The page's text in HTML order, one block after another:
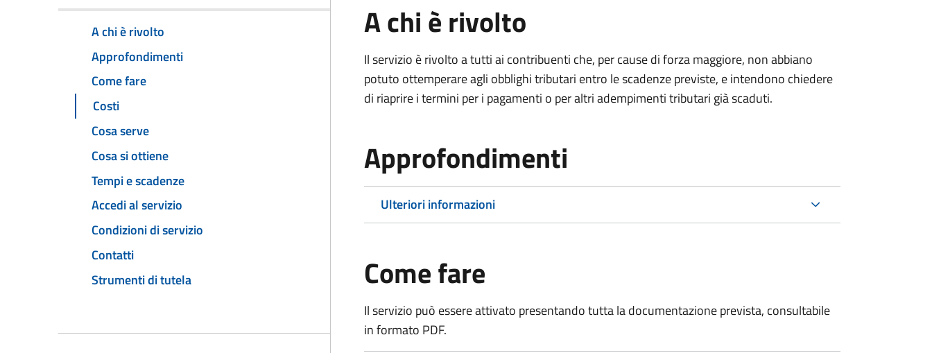
A chi è rivolto
Approfondimenti
Come fare
Costi
Cosa serve
Cosa si ottiene
Tempi e scadenze
Accedi al servizio
Condizioni di servizio
Contatti
Strumenti di tutela
A chi è rivolto
Il servizio è rivolto a tutti ai contribuenti che, per cause di forza maggiore, non abbiano
potuto ottemperare agli obblighi tributari entro le scadenze previste, e intendono chiedere
di riaprire i termini per i pagamenti o per altri adempimenti tributari già scaduti.
Approfondimenti
Ulteriori informazioni
Come fare
Il servizio può essere attivato presentando tutta la documentazione prevista, consultabile
in formato PDF.